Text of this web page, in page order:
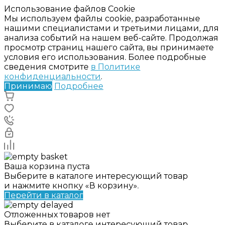
Использование файлов Cookie
Мы используем файлы cookie, разработанные
нашими специалистами и третьими лицами, для
анализа событий на нашем веб-сайте. Продолжая
просмотр страниц нашего сайта, вы принимаете
условия его использования. Более подробные
сведения смотрите в Политике
конфиденциальности.
Принимаю Подробнее
Ваша корзина пуста
Выберите в каталоге интересующий товар
и нажмите кнопку «В корзину».
Перейти в каталог
Отложенных товаров нет